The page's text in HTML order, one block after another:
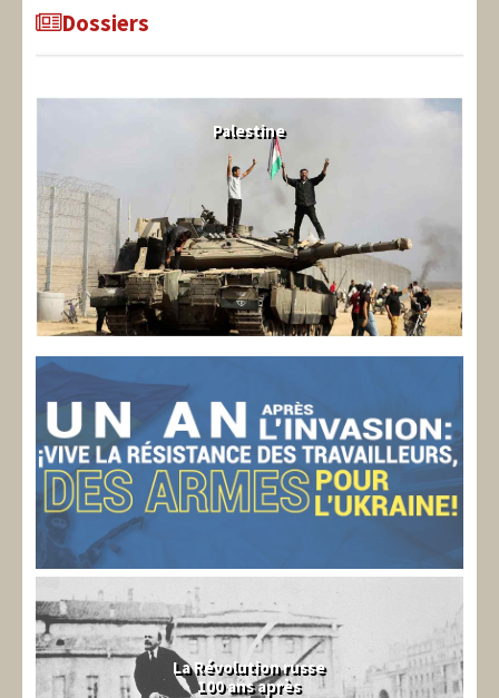
Dossiers
Palestine
La Révolution russe
100 ans après